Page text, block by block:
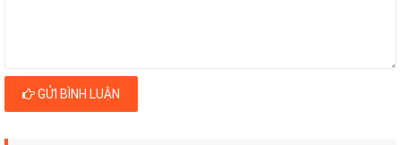
GỬI BÌNH LUẬN